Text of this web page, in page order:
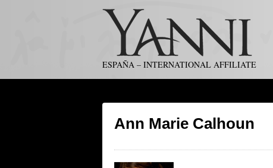
ESPAÑA – INTERNATIONAL AFFILIATE
Ann Marie Calhoun